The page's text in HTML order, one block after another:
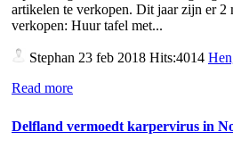
artikelen te verkopen. Dit jaar zijn er
verkopen: Huur tafel met...
Stephan 23 feb 2018 Hits:4014
Read more
Delfland vermoedt karpervirus in